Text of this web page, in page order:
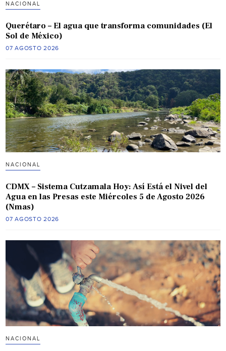
NACIONAL
Querétaro – El agua que transforma comunidades (El
Sol de México)
07 AGOSTO 2026
NACIONAL
CDMX – Sistema Cutzamala Hoy: Así Está el Nivel del
Agua en las Presas este Miércoles 5 de Agosto 2026
(Nmas)
07 AGOSTO 2026
NACIONAL